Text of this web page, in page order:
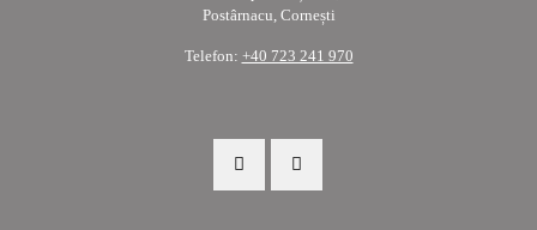
Postârnacu, Cornești
Telefon: +40 723 241 970